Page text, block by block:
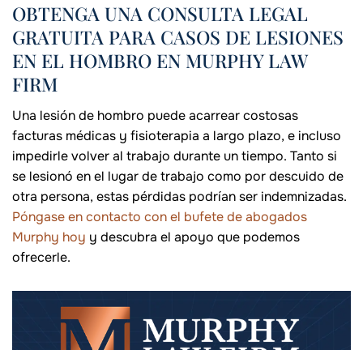
OBTENGA UNA CONSULTA LEGAL
GRATUITA PARA CASOS DE LESIONES
EN EL HOMBRO EN MURPHY LAW
FIRM
Una lesión de hombro puede acarrear costosas
facturas médicas y fisioterapia a largo plazo, e incluso
impedirle volver al trabajo durante un tiempo. Tanto si
se lesionó en el lugar de trabajo como por descuido de
otra persona, estas pérdidas podrían ser indemnizadas.
Póngase en contacto con el bufete de abogados
Murphy hoy y descubra el apoyo que podemos
ofrecerle.